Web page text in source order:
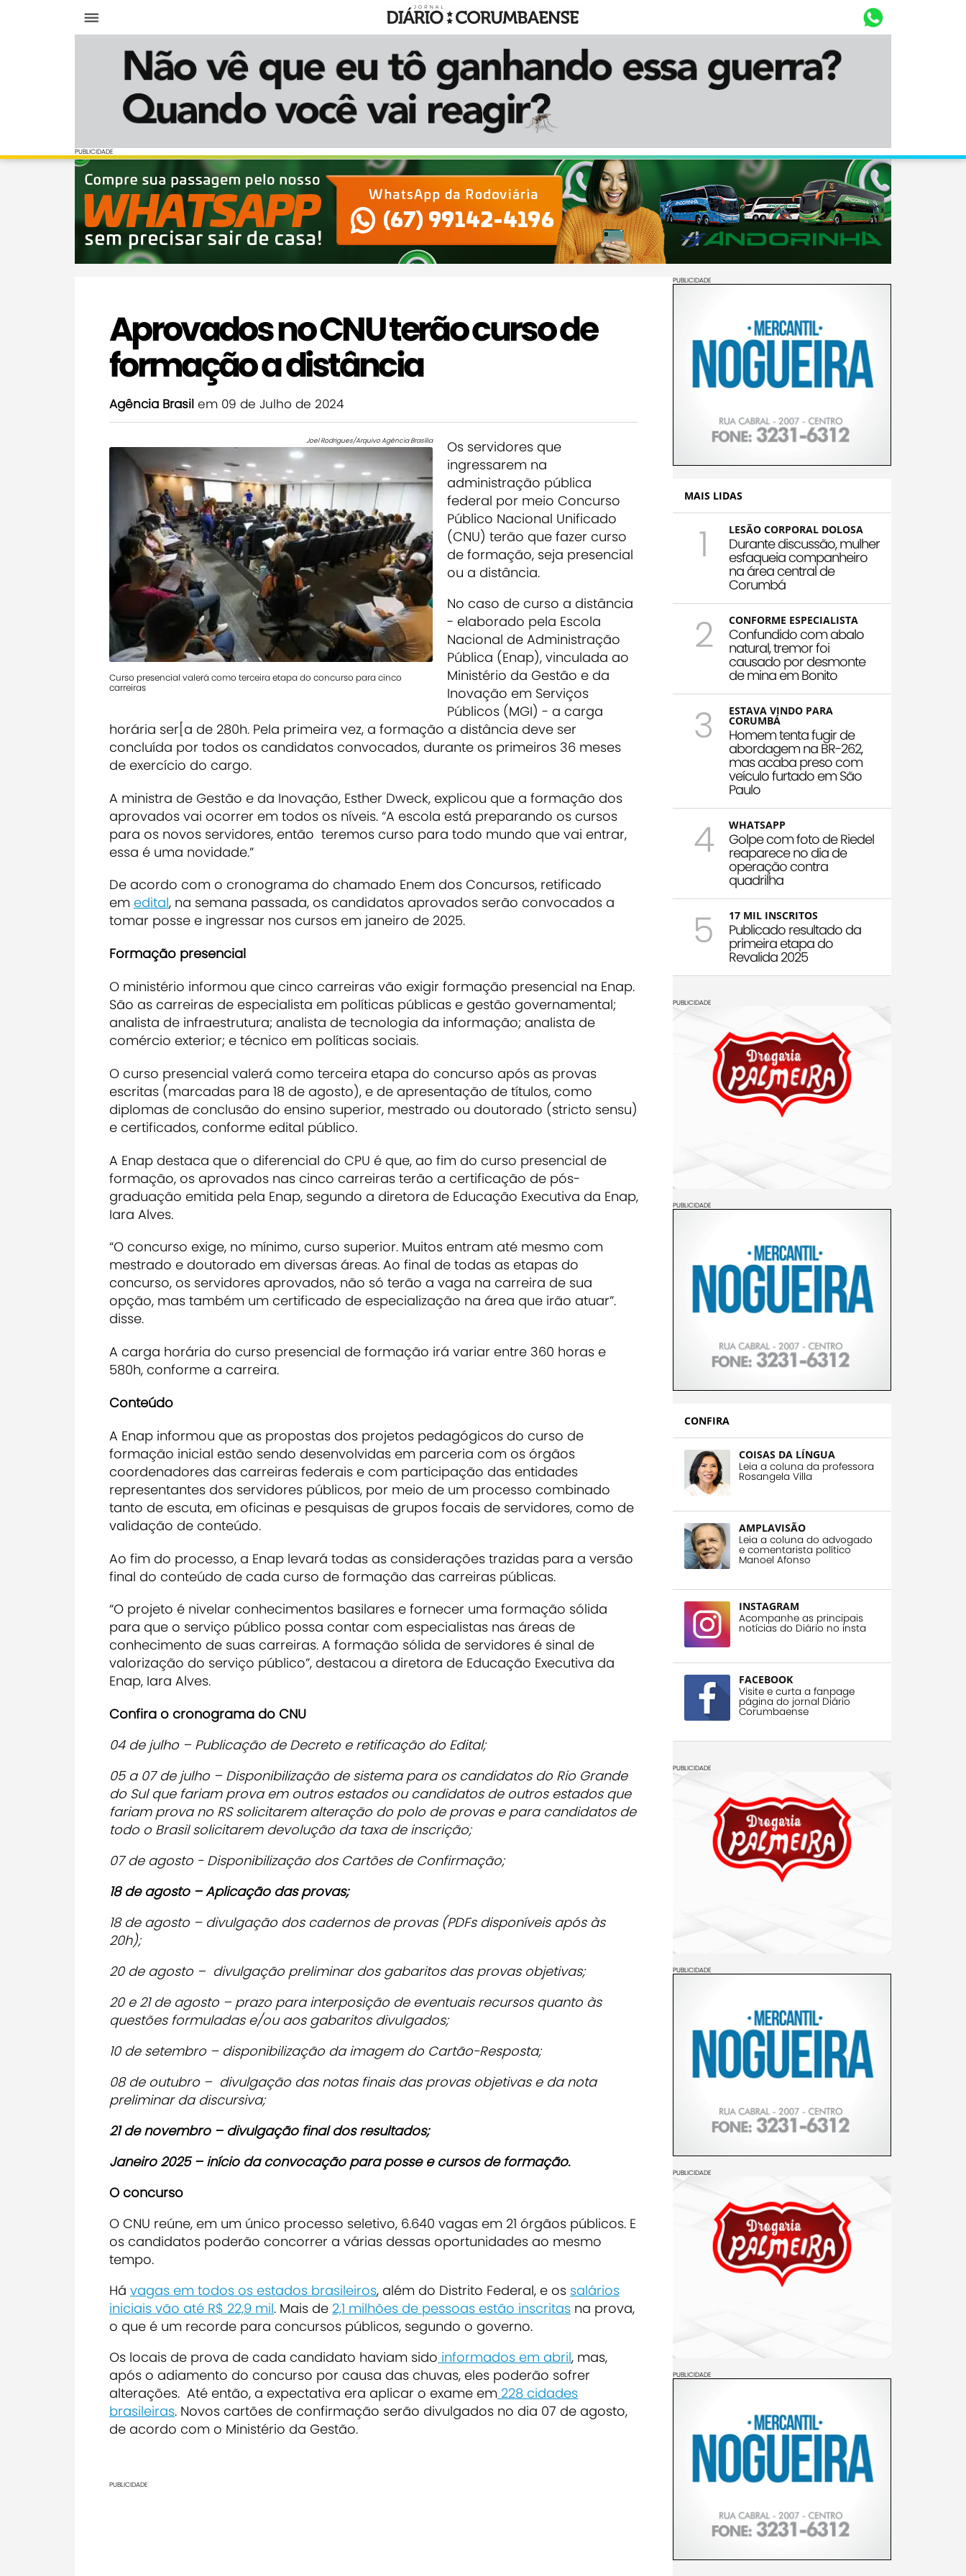
Diário Corumbaense
PUBLICIDADE
PUBLICIDADE
Aprovados no CNU terão curso de
formação a distância
Agência Brasil em 09 de Julho de 2024
Joel Rodrigues/Arquivo Agência Brasília
Curso presencial valerá como terceira etapa do concurso para cinco
carreiras
Os servidores que
ingressarem na
administração pública
federal por meio Concurso
Público Nacional Unificado
(CNU) terão que fazer curso
de formação, seja presencial
ou a distância.
No caso de curso a distância
- elaborado pela Escola
Nacional de Administração
Pública (Enap), vinculada ao
Ministério da Gestão e da
Inovação em Serviços
Públicos (MGI) - a carga
horária ser[a de 280h. Pela primeira vez, a formação a distância deve ser
concluída por todos os candidatos convocados, durante os primeiros 36 meses
de exercício do cargo.
A ministra de Gestão e da Inovação, Esther Dweck, explicou que a formação dos
aprovados vai ocorrer em todos os níveis. “A escola está preparando os cursos
para os novos servidores, então teremos curso para todo mundo que vai entrar,
essa é uma novidade.”
De acordo com o cronograma do chamado Enem dos Concursos, retificado
em edital, na semana passada, os candidatos aprovados serão convocados a
tomar posse e ingressar nos cursos em janeiro de 2025.
Formação presencial
O ministério informou que cinco carreiras vão exigir formação presencial na Enap.
São as carreiras de especialista em políticas públicas e gestão governamental;
analista de infraestrutura; analista de tecnologia da informação; analista de
comércio exterior; e técnico em políticas sociais.
O curso presencial valerá como terceira etapa do concurso após as provas
escritas (marcadas para 18 de agosto), e de apresentação de títulos, como
diplomas de conclusão do ensino superior, mestrado ou doutorado (stricto sensu)
e certificados, conforme edital público.
A Enap destaca que o diferencial do CPU é que, ao fim do curso presencial de
formação, os aprovados nas cinco carreiras terão a certificação de pós-
graduação emitida pela Enap, segundo a diretora de Educação Executiva da Enap,
Iara Alves.
“O concurso exige, no mínimo, curso superior. Muitos entram até mesmo com
mestrado e doutorado em diversas áreas. Ao final de todas as etapas do
concurso, os servidores aprovados, não só terão a vaga na carreira de sua
opção, mas também um certificado de especialização na área que irão atuar”.
disse.
A carga horária do curso presencial de formação irá variar entre 360 horas e
580h, conforme a carreira.
Conteúdo
A Enap informou que as propostas dos projetos pedagógicos do curso de
formação inicial estão sendo desenvolvidas em parceria com os órgãos
coordenadores das carreiras federais e com participação das entidades
representantes dos servidores públicos, por meio de um processo combinado
tanto de escuta, em oficinas e pesquisas de grupos focais de servidores, como de
validação de conteúdo.
Ao fim do processo, a Enap levará todas as considerações trazidas para a versão
final do conteúdo de cada curso de formação das carreiras públicas.
“O projeto é nivelar conhecimentos basilares e fornecer uma formação sólida
para que o serviço público possa contar com especialistas nas áreas de
conhecimento de suas carreiras. A formação sólida de servidores é sinal de
valorização do serviço público”, destacou a diretora de Educação Executiva da
Enap, Iara Alves.
Confira o cronograma do CNU
04 de julho – Publicação de Decreto e retificação do Edital;
05 a 07 de julho – Disponibilização de sistema para os candidatos do Rio Grande
do Sul que fariam prova em outros estados ou candidatos de outros estados que
fariam prova no RS solicitarem alteração do polo de provas e para candidatos de
todo o Brasil solicitarem devolução da taxa de inscrição;
07 de agosto - Disponibilização dos Cartões de Confirmação;
18 de agosto – Aplicação das provas;
18 de agosto – divulgação dos cadernos de provas (PDFs disponíveis após às
20h);
20 de agosto​ – divulgação preliminar dos gabaritos das provas objetivas;
20 e 21 de agosto – prazo para interposição de eventuais recursos quanto às
questões formuladas e/ou aos gabaritos divulgados;
10 de setembro – disponibilização da imagem do Cartão-Resposta;
08 de outubro – divulgação das notas finais das provas objetivas e da nota
preliminar da discursiva;
21 de novembro – divulgação final dos resultados;
Janeiro 2025 – início da convocação para posse e cursos de formação.
O concurso
O CNU reúne, em um único processo seletivo, 6.640 vagas em 21 órgãos públicos. E
os candidatos poderão concorrer a várias dessas oportunidades ao mesmo
tempo.
Há vagas em todos os estados brasileiros, além do Distrito Federal, e os salários
iniciais vão até R$ 22,9 mil. Mais de 2,1 milhões de pessoas estão inscritas na prova,
o que é um recorde para concursos públicos, segundo o governo.
Os locais de prova de cada candidato haviam sido informados em abril, mas,
após o adiamento do concurso por causa das chuvas, eles poderão sofrer
alterações. Até então, a expectativa era aplicar o exame em 228 cidades
brasileiras. Novos cartões de confirmação serão divulgados no dia 07 de agosto,
de acordo com o Ministério da Gestão.
PUBLICIDADE
PUBLICIDADE
MAIS LIDAS
1 LESÃO CORPORAL DOLOSA
Durante discussão, mulher
esfaqueia companheiro
na área central de
Corumbá
2 CONFORME ESPECIALISTA
Confundido com abalo
natural, tremor foi
causado por desmonte
de mina em Bonito
3 ESTAVA VINDO PARA
CORUMBÁ
Homem tenta fugir de
abordagem na BR-262,
mas acaba preso com
veículo furtado em São
Paulo
4 WHATSAPP
Golpe com foto de Riedel
reaparece no dia de
operação contra
quadrilha
5 17 MIL INSCRITOS
Publicado resultado da
primeira etapa do
Revalida 2025
PUBLICIDADE
PUBLICIDADE
CONFIRA
COISAS DA LÍNGUA
Leia a coluna da professora
Rosangela Villa
AMPLAVISÃO
Leia a coluna do advogado
e comentarista político
Manoel Afonso
INSTAGRAM
Acompanhe as principais
notícias do Diário no insta
FACEBOOK
Visite e curta a fanpage
página do jornal Diário
Corumbaense
PUBLICIDADE
PUBLICIDADE
PUBLICIDADE
PUBLICIDADE